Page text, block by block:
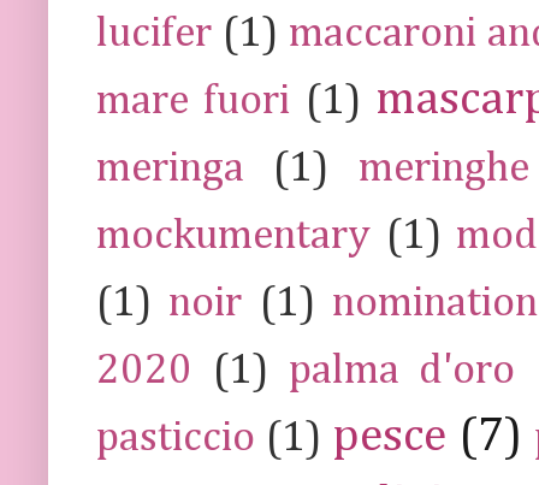
lucifer (1) maccaroni
mare fuori (1)
meringa (1)
meringhe
mockumentary (1)
(1) noir (1)
2020
(1) palma d'oro
pasticcio (1) pesce (7)